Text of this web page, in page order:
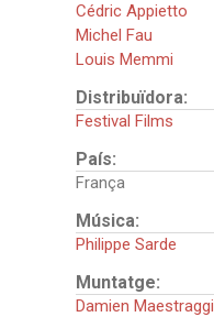
Cédric Appietto
Michel Fau
Louis Memmi
Distribuïdora:
Festival Films
País:
França
Música:
Philippe Sarde
Muntatge:
Damien Maestraggi